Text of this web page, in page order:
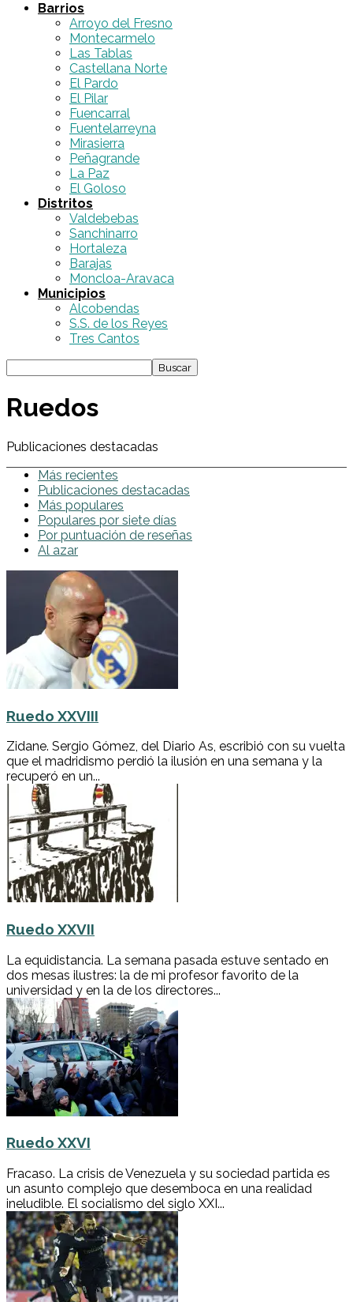
Barrios
Arroyo del Fresno
Montecarmelo
Las Tablas
Castellana Norte
El Pardo
El Pilar
Fuencarral
Fuentelarreyna
Mirasierra
Peñagrande
La Paz
El Goloso
Distritos
Valdebebas
Sanchinarro
Hortaleza
Barajas
Moncloa-Aravaca
Municipios
Alcobendas
S.S. de los Reyes
Tres Cantos
Ruedos
Publicaciones destacadas
Más recientes
Publicaciones destacadas
Más populares
Populares por siete días
Por puntuación de reseñas
Al azar
Ruedo XXVIII
Zidane. Sergio Gómez, del Diario As, escribió con su vuelta
que el madridismo perdió la ilusión en una semana y la
recuperó en un...
Ruedo XXVII
La equidistancia. La semana pasada estuve sentado en
dos mesas ilustres: la de mi profesor favorito de la
universidad y en la de los directores...
Ruedo XXVI
Fracaso. La crisis de Venezuela y su sociedad partida es
un asunto complejo que desemboca en una realidad
ineludible. El socialismo del siglo XXI...